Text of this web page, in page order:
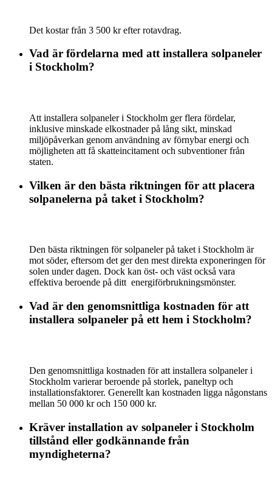
Det kostar från 3 500 kr efter rotavdrag.
Vad är fördelarna med att installera solpaneler
i Stockholm?
Att installera solpaneler i Stockholm ger flera fördelar,
inklusive minskade elkostnader på lång sikt, minskad
miljöpåverkan genom användning av förnybar energi och
möjligheten att få skatteincitament och subventioner från
staten.
Vilken är den bästa riktningen för att placera
solpanelerna på taket i Stockholm?
Den bästa riktningen för solpaneler på taket i Stockholm är
mot söder, eftersom det ger den mest direkta exponeringen för
solen under dagen. Dock kan öst- och väst också vara
effektiva beroende på ditt energiförbrukningsmönster.
Vad är den genomsnittliga kostnaden för att
installera solpaneler på ett hem i Stockholm?
Den genomsnittliga kostnaden för att installera solpaneler i
Stockholm varierar beroende på storlek, paneltyp och
installationsfaktorer. Generellt kan kostnaden ligga någonstans
mellan 50 000 kr och 150 000 kr.
Kräver installation av solpaneler i Stockholm
tillstånd eller godkännande från
myndigheterna?